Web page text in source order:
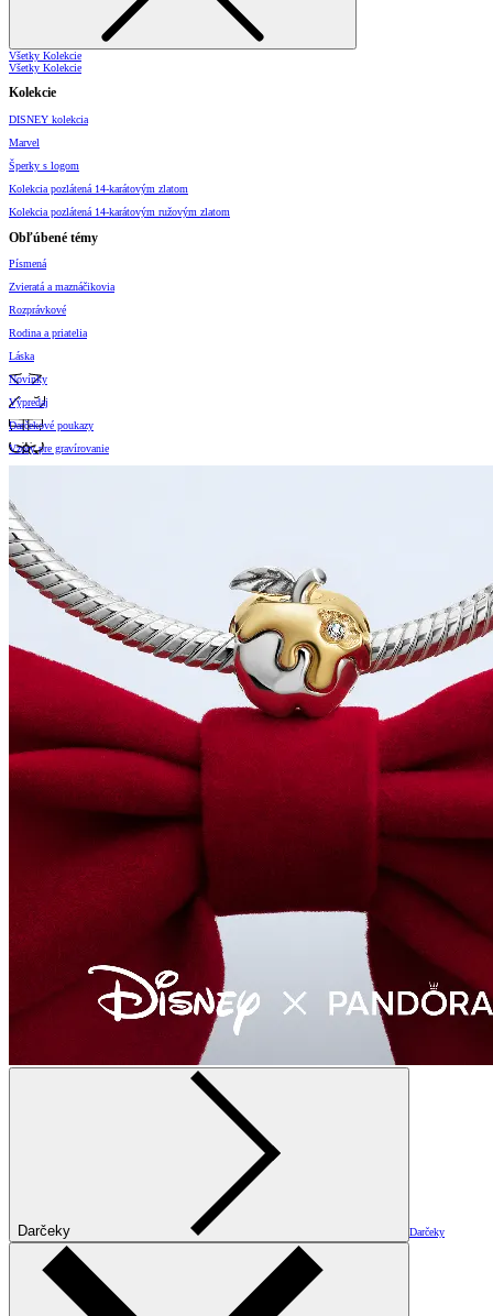
Všetky Kolekcie
Všetky Kolekcie
Kolekcie
DISNEY kolekcia
Marvel
Šperky s logom
Kolekcia pozlátená 14-karátovým zlatom
Kolekcia pozlátená 14-karátovým ružovým zlatom
Obľúbené témy
Písmená
Zvieratá a maznáčikovia
Rozprávkové
Rodina a priatelia
Láska
Novinky
Výpredaj
Darčekové poukazy
Vzory pre gravírovanie
Darčeky Darčeky